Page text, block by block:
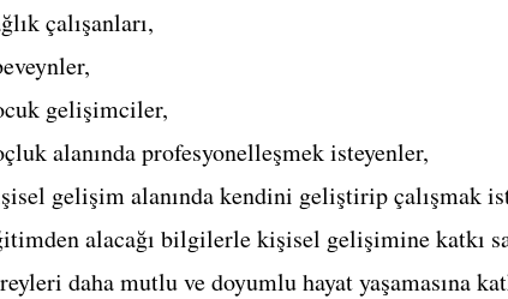
çalışanları,
gelişimciler,
alanında profesyonelleşmek isteyenler,
gelişim alanında kendini geliştirip çalışmak
alacağı bilgilerle kişisel gelişimine katkı
daha mutlu ve doyumlu hayat yaşamasına